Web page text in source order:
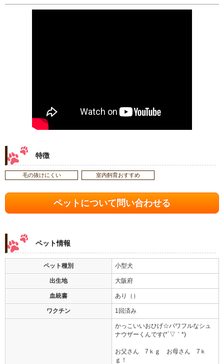
特徴
毛の抜けにくい 室内飼育おすすめ
ペットについて問い合わせる
ペット情報
ペット種別 小型犬
出生地 大阪府
血統書 あり（）
ワクチン 1回済み
かっこいいおひげ☆パワフルなシュ
ナウザーくんです(*´▽｀*)
お父さん 7ｋｇ お母さん 7ｋ
ｇ！